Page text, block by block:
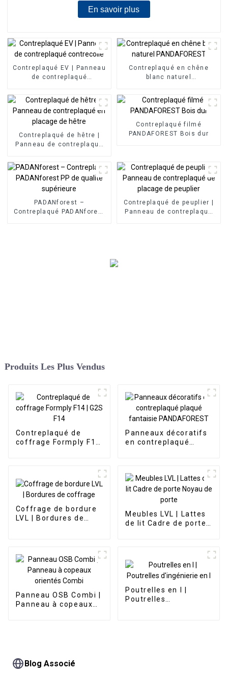
En savoir plus
Contreplaqué EV | Panneau
de contreplaqué
Contreplaqué en chêne
blanc naturel
Contreplaqué de hêtre |
Panneau de contreplaqué
Contreplaqué filmé
PANDAFOREST Bois dur
PADANforest –
Contreplaqué PADANforest
Contreplaqué de peuplier |
Panneau de contreplaqué
Produits Les Plus Vendus
Contreplaqué de
coffrage Formply F14
Panneaux décoratifs
en contreplaqué
Coffrage de bordure
LVL | Bordures de
Meubles LVL | Lattes
de lit Cadre de porte
Panneau OSB Combi |
Panneau à copeaux
Poutrelles en I |
Poutrelles
Blog Associé